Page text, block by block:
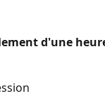
d'une